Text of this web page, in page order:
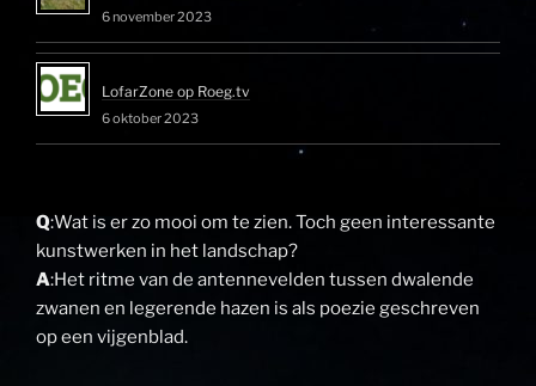
6 november 2023
LofarZone op Roeg.tv
6 oktober 2023
Q:Wat is er zo mooi om te zien. Toch geen interessante
kunstwerken in het landschap?
A:Het ritme van de antennevelden tussen dwalende
zwanen en legerende hazen is als poezie geschreven
op een vijgenblad.